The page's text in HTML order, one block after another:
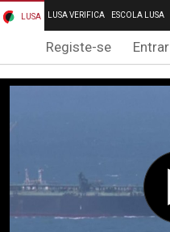
LUSA LUSA VERIFICA ESCOLA LUSA
Registe-se Entrar